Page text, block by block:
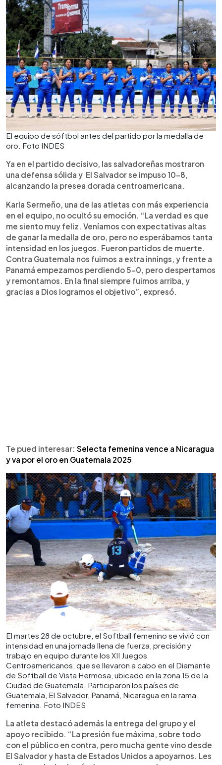
El equipo de sóftbol antes del partido por la medalla de
oro. Foto INDES
Ya en el partido decisivo, las salvadoreñas mostraron
una defensa sólida y El Salvador se impuso 10-8,
alcanzando la presea dorada centroamericana.
Karla Sermeño, una de las atletas con más experiencia
en el equipo, no ocultó su emoción. “La verdad es que
me siento muy feliz. Veníamos con expectativas altas
de ganar la medalla de oro, pero no esperábamos tanta
intensidad en los juegos. Fueron partidos de muerte.
Contra Guatemala nos fuimos a extra innings, y frente a
Panamá empezamos perdiendo 5-0, pero despertamos
y remontamos. En la final siempre fuimos arriba, y
gracias a Dios logramos el objetivo”, expresó.
Te pued interesar: Selecta femenina vence a Nicaragua
y va por el oro en Guatemala 2025
El martes 28 de octubre, el Softball femenino se vivió con
intensidad en una jornada llena de fuerza, precisión y
trabajo en equipo durante los XII Juegos
Centroamericanos, que se llevaron a cabo en el Diamante
de Softball de Vista Hermosa, ubicado en la zona 15 de la
Ciudad de Guatemala. Participaron los países de
Guatemala, El Salvador, Panamá, Nicaragua en la rama
femenina. Foto INDES
La atleta destacó además la entrega del grupo y el
apoyo recibido. “La presión fue máxima, sobre todo
con el público en contra, pero mucha gente vino desde
El Salvador y hasta de Estados Unidos a apoyarnos. Les